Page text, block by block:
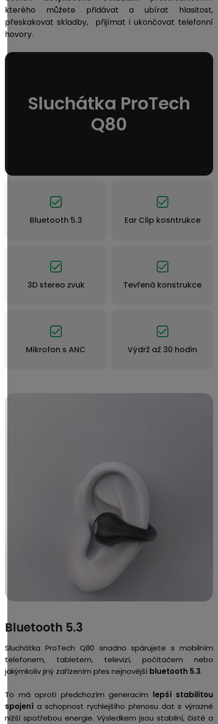
kterého můžete přidávat a ubírat hlasitost,
přeskakovat skladby, přijímat i ukončovat telefonní
hovory.
Sluchátka ProTech
Q80
Bluetooth 5.3 Ear Clip kosntrukce
3D stereo zvuk Tevřená konstrukce
Mikrofon s ANC Výdrž až 30 hodin
Bluetooth 5.3
Sluchátka ProTech Q80 snadno spárujete s mobilním
telefonem, tabletem, televizí, počítačem nebo
jakýmkoliv jiný zařízením přes nejnovější bluetooth 5.3.
To má oproti předchozím generacím lepší stabilitou
spojení a schopnost rychlejšího přenosu dat s výrazně
nižší spotřebou energie. Výsledkem jsou stabilní, čisté a